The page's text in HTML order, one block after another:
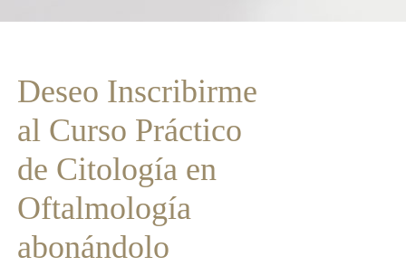
Deseo Inscribirme
al Curso Práctico
de Citología en
Oftalmología
abonándolo